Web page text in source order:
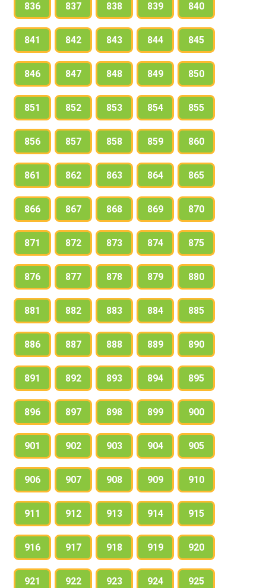
836 837 838 839 840
841 842 843 844 845
846 847 848 849 850
851 852 853 854 855
856 857 858 859 860
861 862 863 864 865
866 867 868 869 870
871 872 873 874 875
876 877 878 879 880
881 882 883 884 885
886 887 888 889 890
891 892 893 894 895
896 897 898 899 900
901 902 903 904 905
906 907 908 909 910
911 912 913 914 915
916 917 918 919 920
921 922 923 924 925